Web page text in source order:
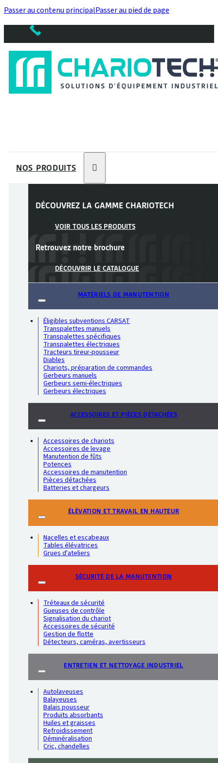
Passer au contenu principalPasser au pied de page
NOS PRODUITS
DÉCOUVREZ LA GAMME CHARIOTECH
VOIR TOUS LES PRODUITS
Retrouvez notre brochure
DÉCOUVRIR LE CATALOGUE
MATÉRIELS DE MANUTENTION
Éligibles subventions CARSAT
Transpalettes manuels
Transpalettes spécifiques
Transpalettes électriques
Tracteurs tireur-pousseur
Diables
Chariots, préparation de commandes
Gerbeurs manuels
Gerbeurs semi-électriques
Gerbeurs électriques
ACCESSOIRES ET PIÈCES DÉTACHÉES
Accessoires de chariots
Accessoires de levage
Manutention de fûts
Potences
Accessoires de manutention
Pièces détachées
Batteries et chargeurs
ÉLÉVATION ET TRAVAIL EN HAUTEUR
Nacelles et escabeaux
Tables élévatrices
Grues d'ateliers
SÉCURITÉ DE LA MANUTENTION
Tréteaux de sécurité
Gueuses de contrôle
Signalisation du chariot
Accessoires de sécurité
Gestion de flotte
Détecteurs, caméras, avertisseurs
ENTRETIEN ET NETTOYAGE INDUSTRIEL
Autolaveuses
Balayeuses
Balais pousseur
Produits absorbants
Huiles et graisses
Refroidissement
Déminéralisation
Cric, chandelles